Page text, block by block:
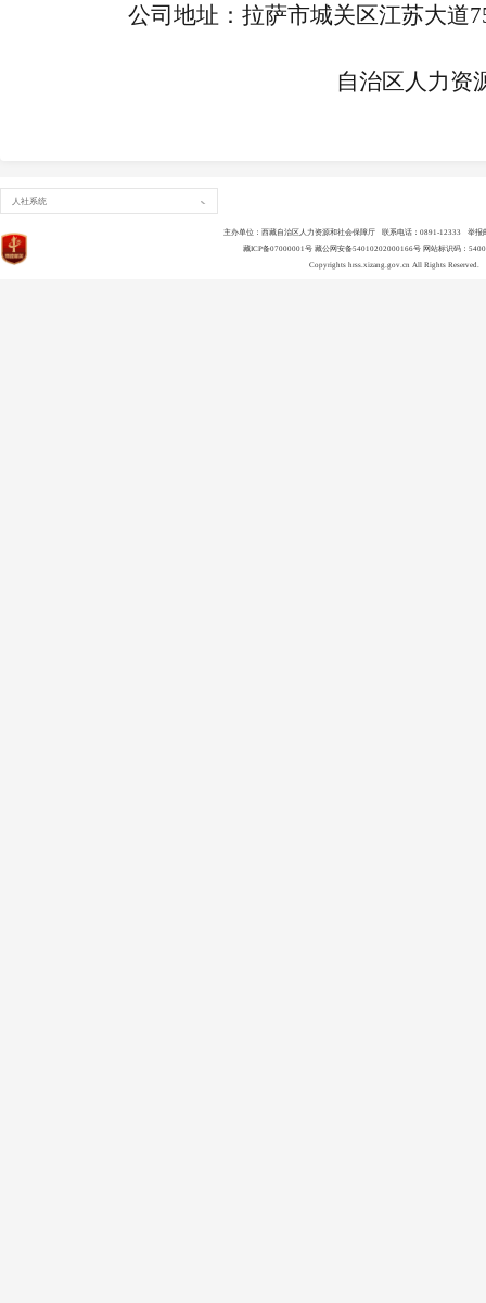
公司地址：拉萨市城关区江苏大道
自治区人力资
人社系统
主办单位：西藏自治区人力资源和社会保障厅 联系电话：0891-12333 举报
藏ICP备07000001号 藏公网安备54010202000166号 网站标识码：
Copyrights hrss.xizang.gov.cn All Rights Reserved.